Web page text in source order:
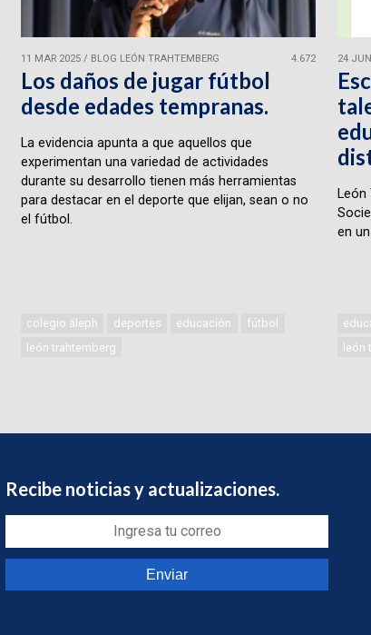
11 MAR 2025/ BLOG LEÓN TRAHTEMBERG 4.672
Los daños de jugar fútbol
desde edades tempranas.
La evidencia apunta a que aquellos que
experimentan una variedad de actividades
durante su desarrollo tienen más herramientas
para destacar en el deporte que elijan, sean o no
el fútbol.
colegio áleph deportes educación
fútbol
león trahtemberg
24
León
en
león
Recibe noticias y actualizaciones.